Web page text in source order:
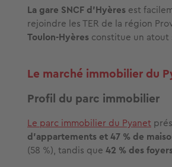
La gare SNCF d’Hyères est
rejoindre les TER de la région
Toulon-Hyères constitue un
Le marché immobilier du
Profil du parc immobilier
Le parc immobilier du Pyanet
d’appartements et 47 % de
(58 %), tandis que 42 % des